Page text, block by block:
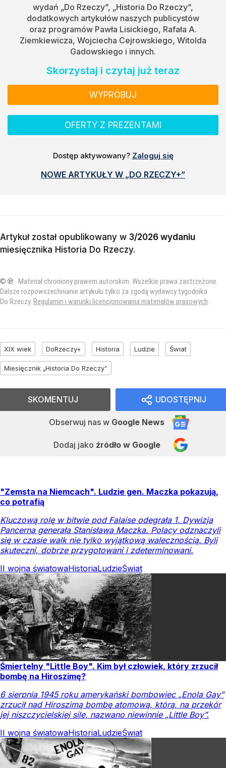
wydań „Do Rzeczy”, „Historia Do Rzeczy”,
dodatkowych artykułów naszych publicystów
oraz programów Pawła Lisickiego, Rafała A.
Ziemkiewicza, Wojciecha Cejrowskiego, Witolda
Gadowskiego i innych.
Skorzystaj i czytaj już teraz
WYPRÓBUJ
OFERTY Z PREZENTAMI
Dostęp aktywowany? Zaloguj się
NOWE ARTYKUŁY W „DO RZECZY+”
Artykuł został opublikowany w 3/2026 wydaniu
miesięcznika Historia Do Rzeczy.
© ℗
Materiał chroniony prawem autorskim. Wszelkie prawa zastrzeżone.
Dalsze rozpowszechnianie artykułu tylko za zgodą wydawcy tygodnika
Do Rzeczy. Regulamin i warunki licencjonowania materiałów prasowych.
XIX wiek DoRzeczy+ Historia Ludzie Świat
Miesięcznik „Historia Do Rzeczy”
UDOSTĘPNIJ
Obserwuj nas w Google News
Dodaj jako źródło w Google
SKOMENTUJ
"Zemsta na Niemcach". Ludzie gen. Maczka pokazują,
co potrafią
Kluczową rolę w bitwie pod Falaise odegrała 1. Dywizja
Pancerna generała Stanisława Maczka. Polacy odznaczyli
się w czasie walk nie tylko wyjątkową walecznością. Byli
skuteczni, dobrze przygotowani i zdeterminowani.
II wojna światowaHistoriaLudzieŚwiat
Śmiertelny "Little Boy". Kim był człowiek, który zrzucił
bombę na Hiroszimę?
6 sierpnia 1945 roku amerykański bombowiec „Enola Gay”
zrzucił nad Hiroszimą bombę atomową, którą, na przekór
jej niszczycielskiej sile, nazwano niewinnie „Little Boy”.
II wojna światowaHistoriaLudzieŚwiat